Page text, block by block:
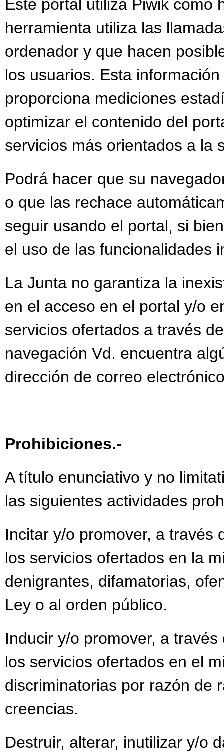
Este portal utiliza Piwik como
herramienta utiliza las
ordenador y que hacen
los usuarios. Esta
proporciona mediciones
optimizar el contenido del
servicios más orientados a la
Podrá hacer que su
o que las rechace
seguir usando el portal, si
el uso de las funcionalidades
La Junta no garantiza la
en el acceso en el portal y/o
servicios ofertados a través
navegación Vd. encuentra
dirección de correo
Prohibiciones.-
A título enunciativo y no
las siguientes actividades
Incitar y/o promover, a través
los servicios ofertados en la
denigrantes, difamatorias,
Ley o al orden público.
Inducir y/o promover, a
los servicios ofertados en el
discriminatorias por razón de
creencias.
Destruir, alterar, inutilizar y/o